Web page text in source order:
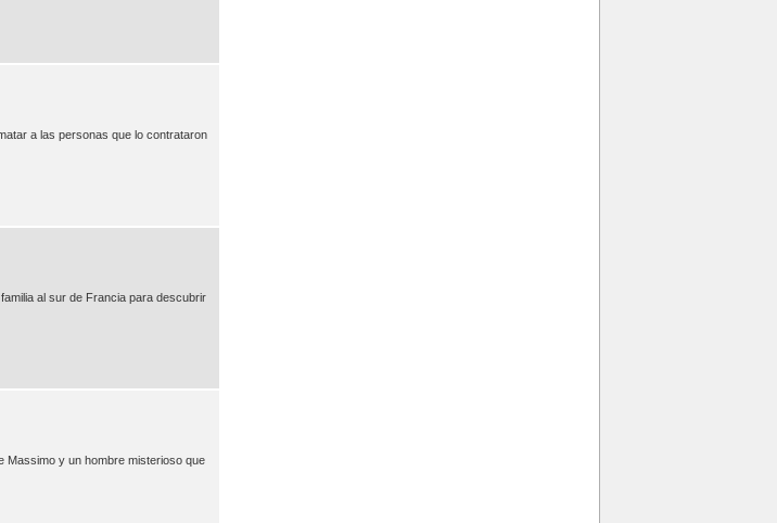
a las personas que lo contrataron
al sur de Francia para descubrir
Massimo y un hombre misterioso que